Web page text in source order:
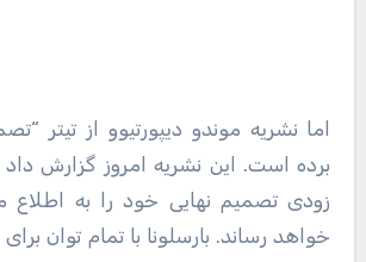
اما نشریه موندو دیپورتیوو از تیتر
برده است. این نشریه امروز گزارش داد
زودی تصمیم نهایی خود را به اطلاع
خواهد رساند. بارسلونا با تمام توان